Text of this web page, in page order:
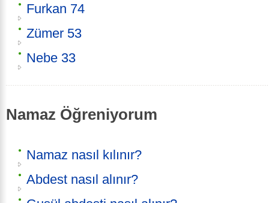
Furkan 74
Zümer 53
Nebe 33
Namaz Öğreniyorum
Namaz nasıl kılınır?
Abdest nasıl alınır?